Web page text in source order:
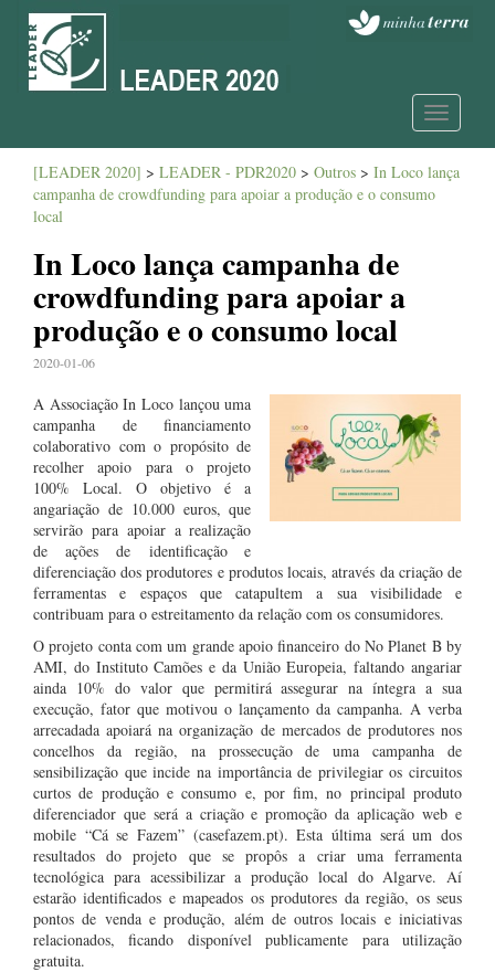
Toggle
[LEADER 2020] > LEADER - PDR2020 > Outros > In Loco lança
campanha de crowdfunding para apoiar a produção e o consumo
local
In Loco lança campanha de
crowdfunding para apoiar a
produção e o consumo local
2020-01-06
A Associação In Loco lançou uma
campanha de financiamento
colaborativo com o propósito de
recolher apoio para o projeto
100% Local. O objetivo é a
angariação de 10.000 euros, que
servirão para apoiar a realização
de ações de identificação e
diferenciação dos produtores e produtos locais, através da criação de
ferramentas e espaços que catapultem a sua visibilidade e
contribuam para o estreitamento da relação com os consumidores.
O projeto conta com um grande apoio financeiro do No Planet B by
AMI, do Instituto Camões e da União Europeia, faltando angariar
ainda 10% do valor que permitirá assegurar na íntegra a sua
execução, fator que motivou o lançamento da campanha. A verba
arrecadada apoiará na organização de mercados de produtores nos
concelhos da região, na prossecução de uma campanha de
sensibilização que incide na importância de privilegiar os circuitos
curtos de produção e consumo e, por fim, no principal produto
diferenciador que será a criação e promoção da aplicação web e
mobile “Cá se Fazem” (casefazem.pt). Esta última será um dos
resultados do projeto que se propôs a criar uma ferramenta
tecnológica para acessibilizar a produção local do Algarve. Aí
estarão identificados e mapeados os produtores da região, os seus
pontos de venda e produção, além de outros locais e iniciativas
relacionados, ficando disponível publicamente para utilização
gratuita.